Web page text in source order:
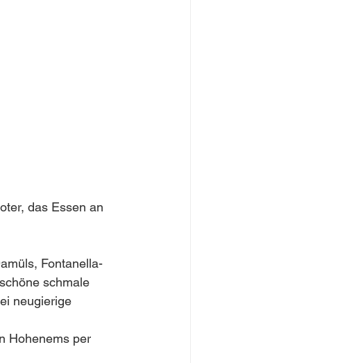
das Essen an
Fontanella-
schmale
neugierige
Hohenems per